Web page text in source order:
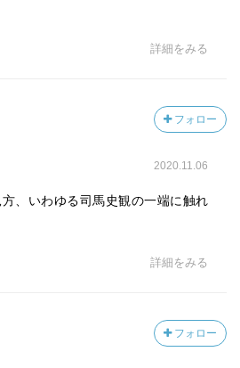
詳細をみる
フォロー
2020.11.06
、いわゆる司馬史観の一端に触れ
詳細をみる
フォロー